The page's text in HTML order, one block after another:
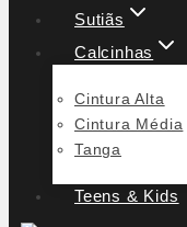
Sutiãs
Calcinhas
Cintura Alta
Cintura Média
Tanga
Teens & Kids